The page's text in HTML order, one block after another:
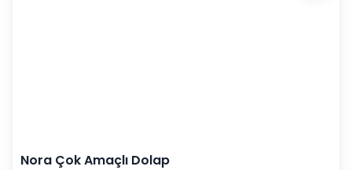
Nora Çok Amaçlı Dolap